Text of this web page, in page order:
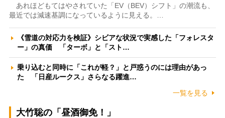
あれほどもてはやされていた「EV（BEV）シフト」の潮流も、
最近では減速基調になっているように見える。…
《雪道の対応力を検証》シビアな状況で実感した「フォレスタ
ー」の真価 「ターボ」と「スト…
乗り込むと同時に「これが軽？」と戸惑うのには理由があっ
た 「日産ルークス」さらなる躍進…
一覧を見る
大竹聡の「昼酒御免！」